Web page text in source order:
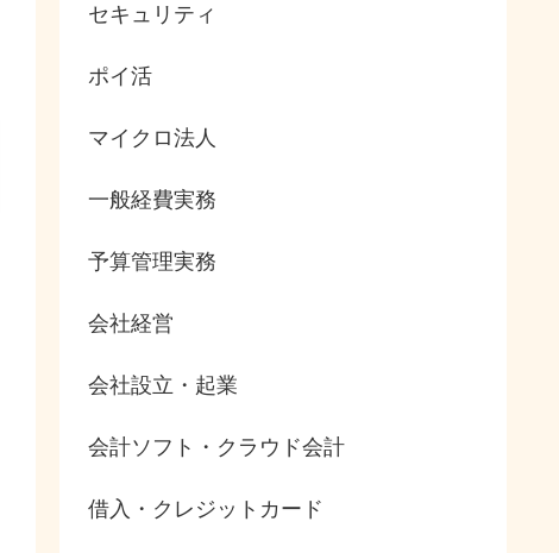
セキュリティ
ポイ活
マイクロ法人
一般経費実務
予算管理実務
会社経営
会社設立・起業
会計ソフト・クラウド会計
借入・クレジットカード